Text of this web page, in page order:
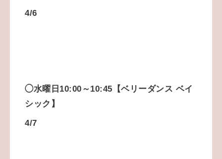
4/6
◯水曜日10:00～10:45【ベリーダンス ベイ
シック】
4/7